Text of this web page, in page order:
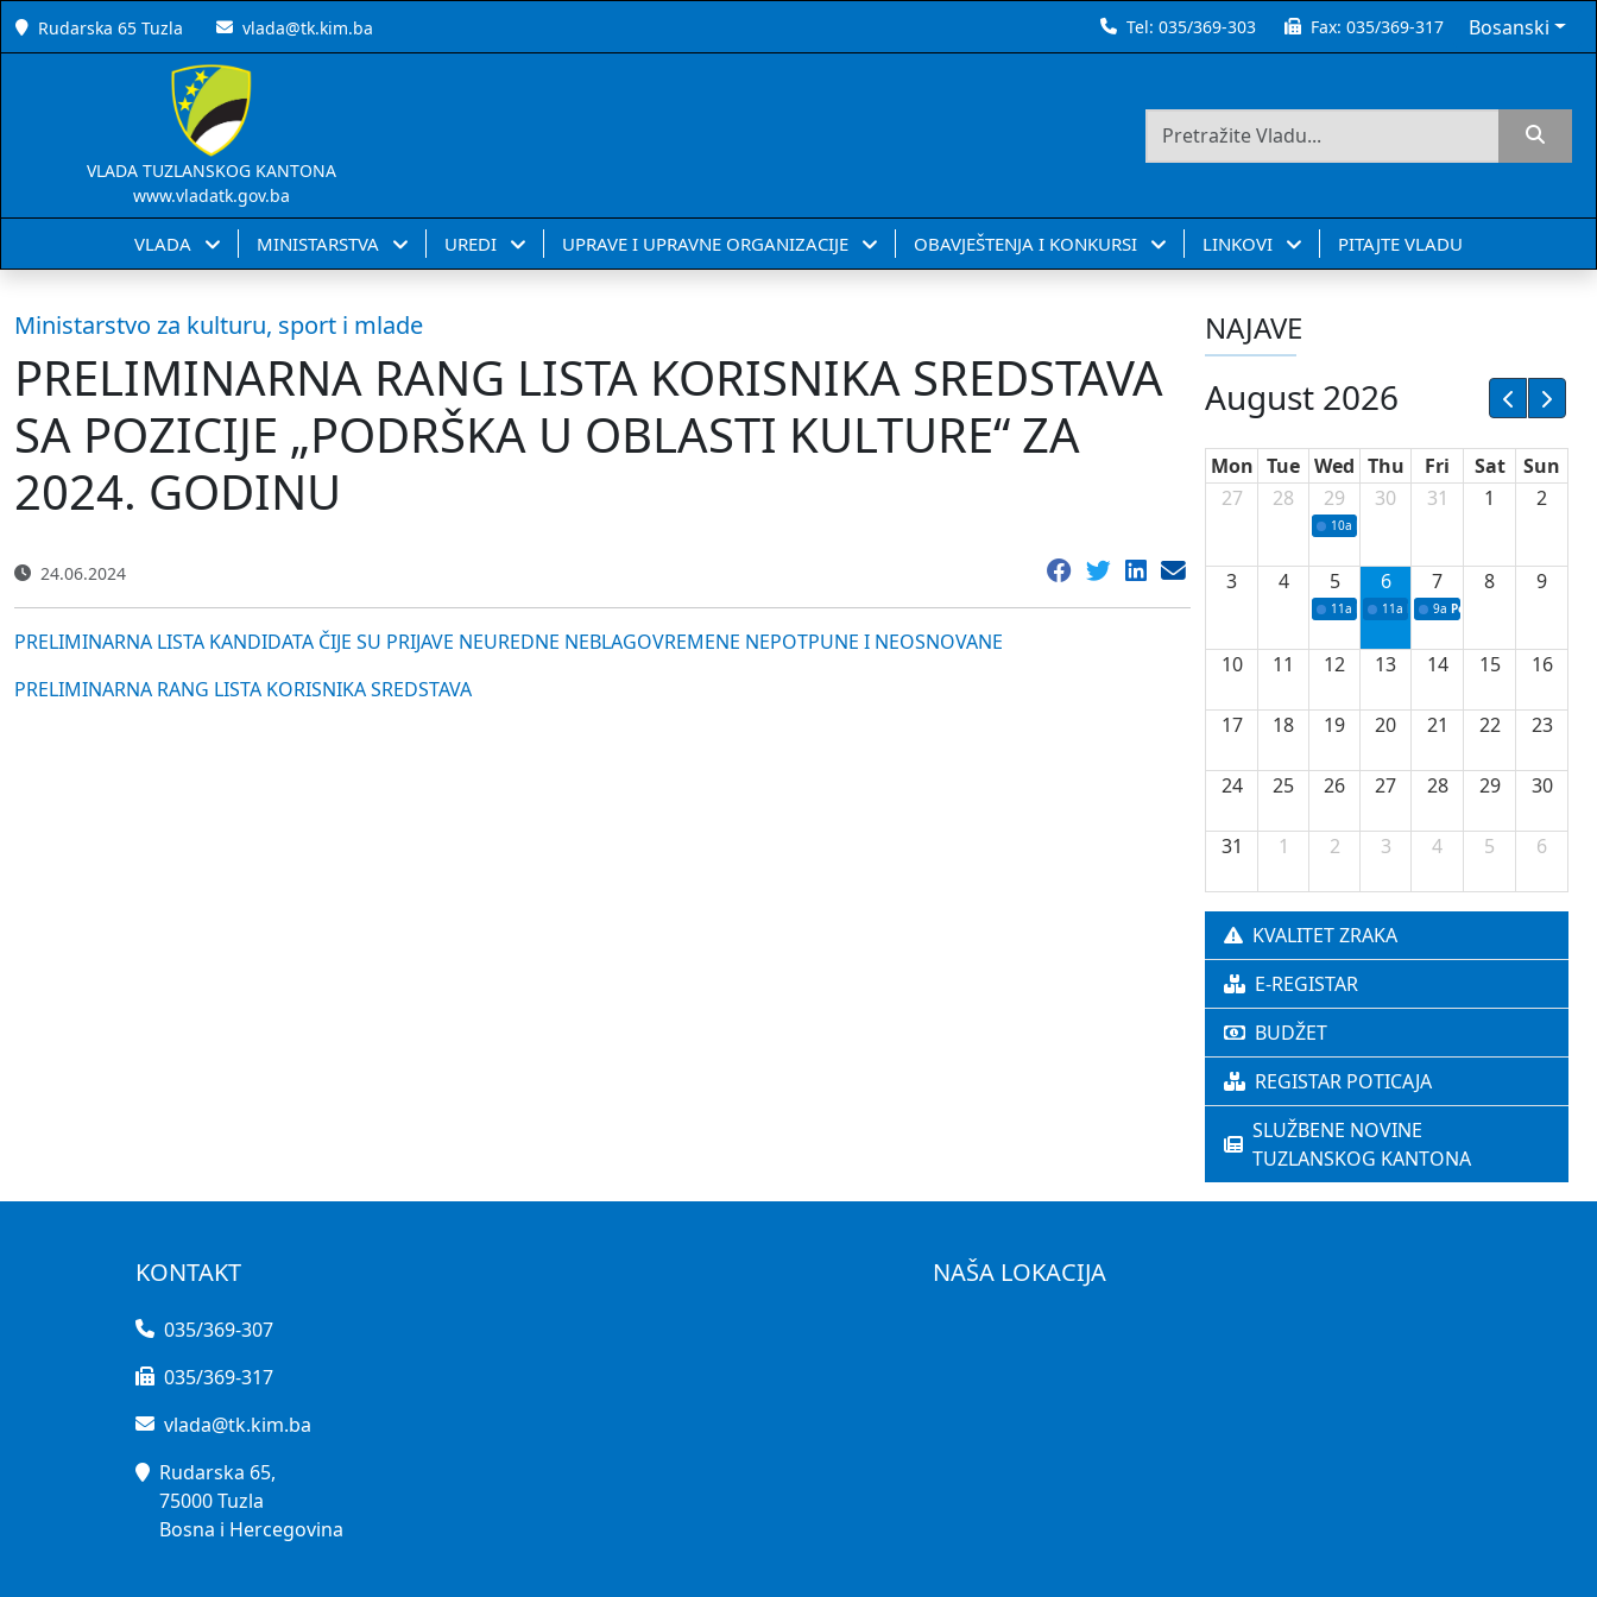
Rudarska 65 Tuzla vlada@tk.kim.ba Tel:035/369-303 Fax:035/369-317 Bosanski
VLADA TUZLANSKOG KANTONA
www.vladatk.gov.ba
VLADA MINISTARSTVA UREDI UPRAVE I UPRAVNE ORGANIZACIJE OBAVJEŠTENJA I KONKURSI LINKOVI PITAJTE VLADU
Ministarstvo za kulturu, sport i mlade
PRELIMINARNA RANG LISTA KORISNIKA SREDSTAVA
SA POZICIJE „PODRŠKA U OBLASTI KULTURE“ ZA
2024. GODINU
24.06.2024
PRELIMINARNA LISTA KANDIDATA ČIJE SU PRIJAVE NEUREDNE NEBLAGOVREMENE NEPOTPUNE I NEOSNOVANE
PRELIMINARNA RANG LISTA KORISNIKA SREDSTAVA
NAJAVE
August 2026
Mon Tue Wed Thu Fri Sat
Sun
27
28 29
10a Potpisivanje ugovora sa neprofitnim
30 31 1 2
3 4 5
11a Potpisivanje ugovora o stipendijama
6
11a Podrška razvoju vodne
7
9a Početak izgradnje nove
8 9
10 11 12 13 14 15 16
17 18 19 20 21 22 23
24 25 26 27 28 29 30
31 1 2 3 4 5 6
KVALITET ZRAKA
E-REGISTAR
BUDŽET
REGISTAR POTICAJA
SLUŽBENE NOVINE
TUZLANSKOG KANTONA
KONTAKT
035/369-307
035/369-317
vlada@tk.kim.ba
Rudarska 65,
75000 Tuzla
Bosna i Hercegovina
NAŠA LOKACIJA